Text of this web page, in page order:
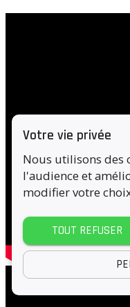
Votre vie privée
Nous utilisons des
l'audience et
modifier votre
TOUT REFUSER